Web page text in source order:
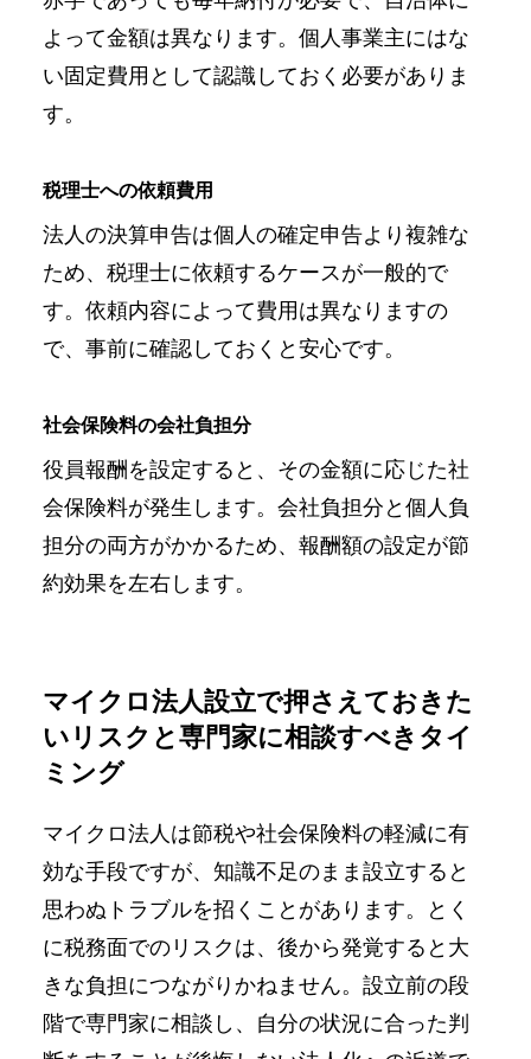
よって金額は異なります。個人事業主にはな
い固定費用として認識しておく必要がありま
す。
税理士への依頼費用
法人の決算申告は個人の確定申告より複雑な
ため、税理士に依頼するケースが一般的で
す。依頼内容によって費用は異なりますの
で、事前に確認しておくと安心です。
社会保険料の会社負担分
役員報酬を設定すると、その金額に応じた社
会保険料が発生します。会社負担分と個人負
担分の両方がかかるため、報酬額の設定が節
約効果を左右します。
マイクロ法人設立で押さえておきた
いリスクと専門家に相談すべきタイ
ミング
マイクロ法人は節税や社会保険料の軽減に有
効な手段ですが、知識不足のまま設立すると
思わぬトラブルを招くことがあります。とく
に税務面でのリスクは、後から発覚すると大
きな負担につながりかねません。設立前の段
階で専門家に相談し、自分の状況に合った判